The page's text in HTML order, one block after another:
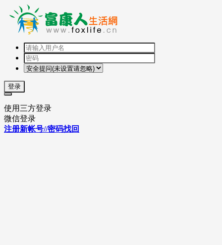
登录
使用三方登录
微信登录
注册新帐号//密码找回